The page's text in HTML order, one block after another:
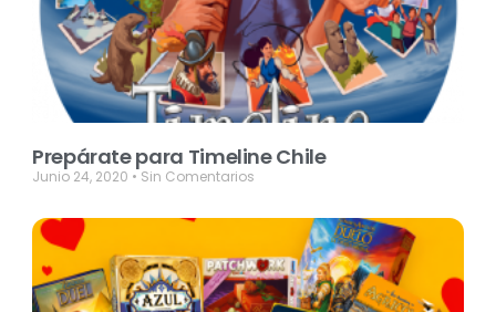
Prepárate para Timeline Chile
Junio 24, 2020 Sin Comentarios